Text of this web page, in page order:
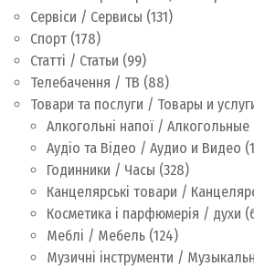
Сервіси / Сервисы (131)
Спорт (178)
Статті / Статьи (99)
Телебачення / ТВ (88)
Товари та послуги / Товары и
Алкогольні напої / Алкогольные
Аудіо та Відео / Аудио и Видео
Годинники / Часы (328)
Канцелярські товари /
Косметика і парфюмерія / духи
Меблі / Мебель (124)
Музичні інструменти /